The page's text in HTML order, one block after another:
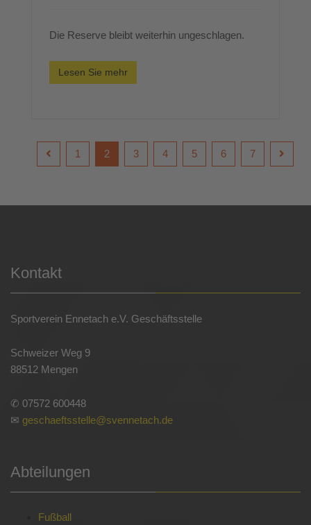
Die Reserve bleibt weiterhin ungeschlagen.
Lesen Sie mehr
1 2 3 4 5 6 7
Kontakt
Sportverein Ennetach e.V. Geschäftsstelle
Schweizer Weg 9
88512 Mengen
✆ 07572 600448
✉ geschaeftsstelle@svennetach.de
Abteilungen
Fußball